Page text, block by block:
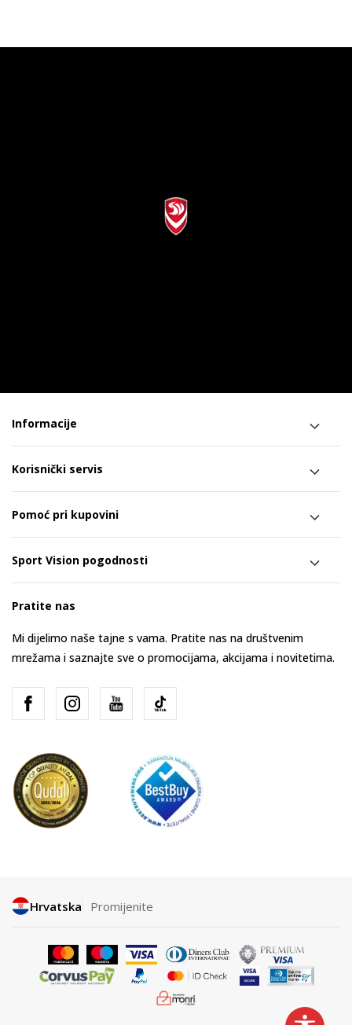
Informacije
Korisnički servis
Pomoć pri kupovini
Sport Vision pogodnosti
Pratite nas
Mi dijelimo naše tajne s vama. Pratite nas na društvenim
mrežama i saznajte sve o promocijama, akcijama i novitetima.
Hrvatska Promijenite